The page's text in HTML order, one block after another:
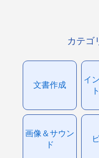
カテゴ
文書作成
イ
画像＆サウン
ド